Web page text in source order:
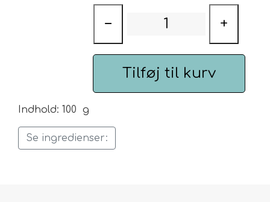
Urte & Frugt teer
Husets Teblandinger
− +
Tilføj til kurv
Indhold: 100 g
Se ingredienser: